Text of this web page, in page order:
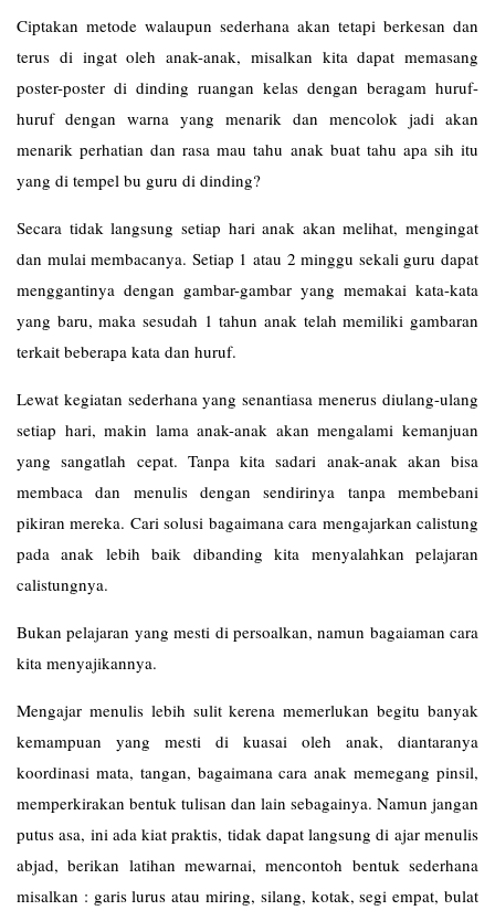
Ciptakan metode walaupun sederhana akan tetapi berkesan dan
terus di ingat oleh anak-anak, misalkan kita dapat memasang
poster-poster di dinding ruangan kelas dengan beragam huruf-
huruf dengan warna yang menarik dan mencolok jadi akan
menarik perhatian dan rasa mau tahu anak buat tahu apa sih itu
yang di tempel bu guru di dinding?
Secara tidak langsung setiap hari anak akan melihat, mengingat
dan mulai membacanya. Setiap 1 atau 2 minggu sekali guru dapat
menggantinya dengan gambar-gambar yang memakai kata-kata
yang baru, maka sesudah 1 tahun anak telah memiliki gambaran
terkait beberapa kata dan huruf.
Lewat kegiatan sederhana yang senantiasa menerus diulang-ulang
setiap hari, makin lama anak-anak akan mengalami kemanjuan
yang sangatlah cepat. Tanpa kita sadari anak-anak akan bisa
membaca dan menulis dengan sendirinya tanpa membebani
pikiran mereka. Cari solusi bagaimana cara mengajarkan calistung
pada anak lebih baik dibanding kita menyalahkan pelajaran
calistungnya.
Bukan pelajaran yang mesti di persoalkan, namun bagaiaman cara
kita menyajikannya.
Mengajar menulis lebih sulit kerena memerlukan begitu banyak
kemampuan yang mesti di kuasai oleh anak, diantaranya
koordinasi mata, tangan, bagaimana cara anak memegang pinsil,
memperkirakan bentuk tulisan dan lain sebagainya. Namun jangan
putus asa, ini ada kiat praktis, tidak dapat langsung di ajar menulis
abjad, berikan latihan mewarnai, mencontoh bentuk sederhana
misalkan : garis lurus atau miring, silang, kotak, segi empat, bulat